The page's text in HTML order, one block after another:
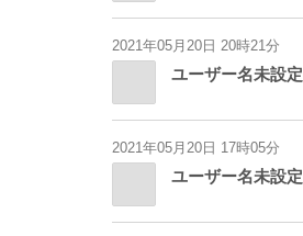
2021年05月20日 20時21分
ユーザー名未設定
2021年05月20日 17時05分
ユーザー名未設定